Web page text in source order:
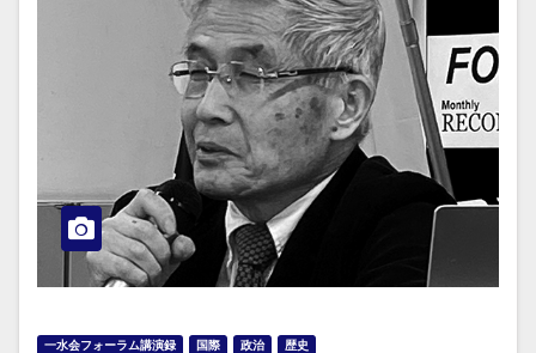
一水会フォーラム講演録 国際 政治 歴史